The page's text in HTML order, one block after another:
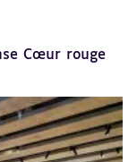
Cœur rouge